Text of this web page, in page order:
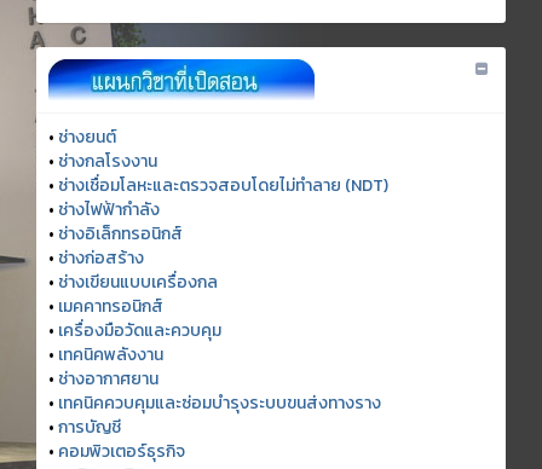
• ช่างยนต์
• ช่างกลโรงงาน
• ช่างเชื่อมโลหะและตรวจสอบโดยไม่ทำลาย (NDT)
• ช่างไฟฟ้ากำลัง
• ช่างอิเล็กทรอนิกส์
• ช่างก่อสร้าง
• ช่างเขียนแบบเครื่องกล
• เมคคาทรอนิกส์
• เครื่องมือวัดและควบคุม
• เทคนิคพลังงาน
• ช่างอากาศยาน
• เทคนิคควบคุมและซ่อมบำรุงระบบขนส่งทางราง
•การบัญชี
• คอมพิวเตอร์ธุรกิจ